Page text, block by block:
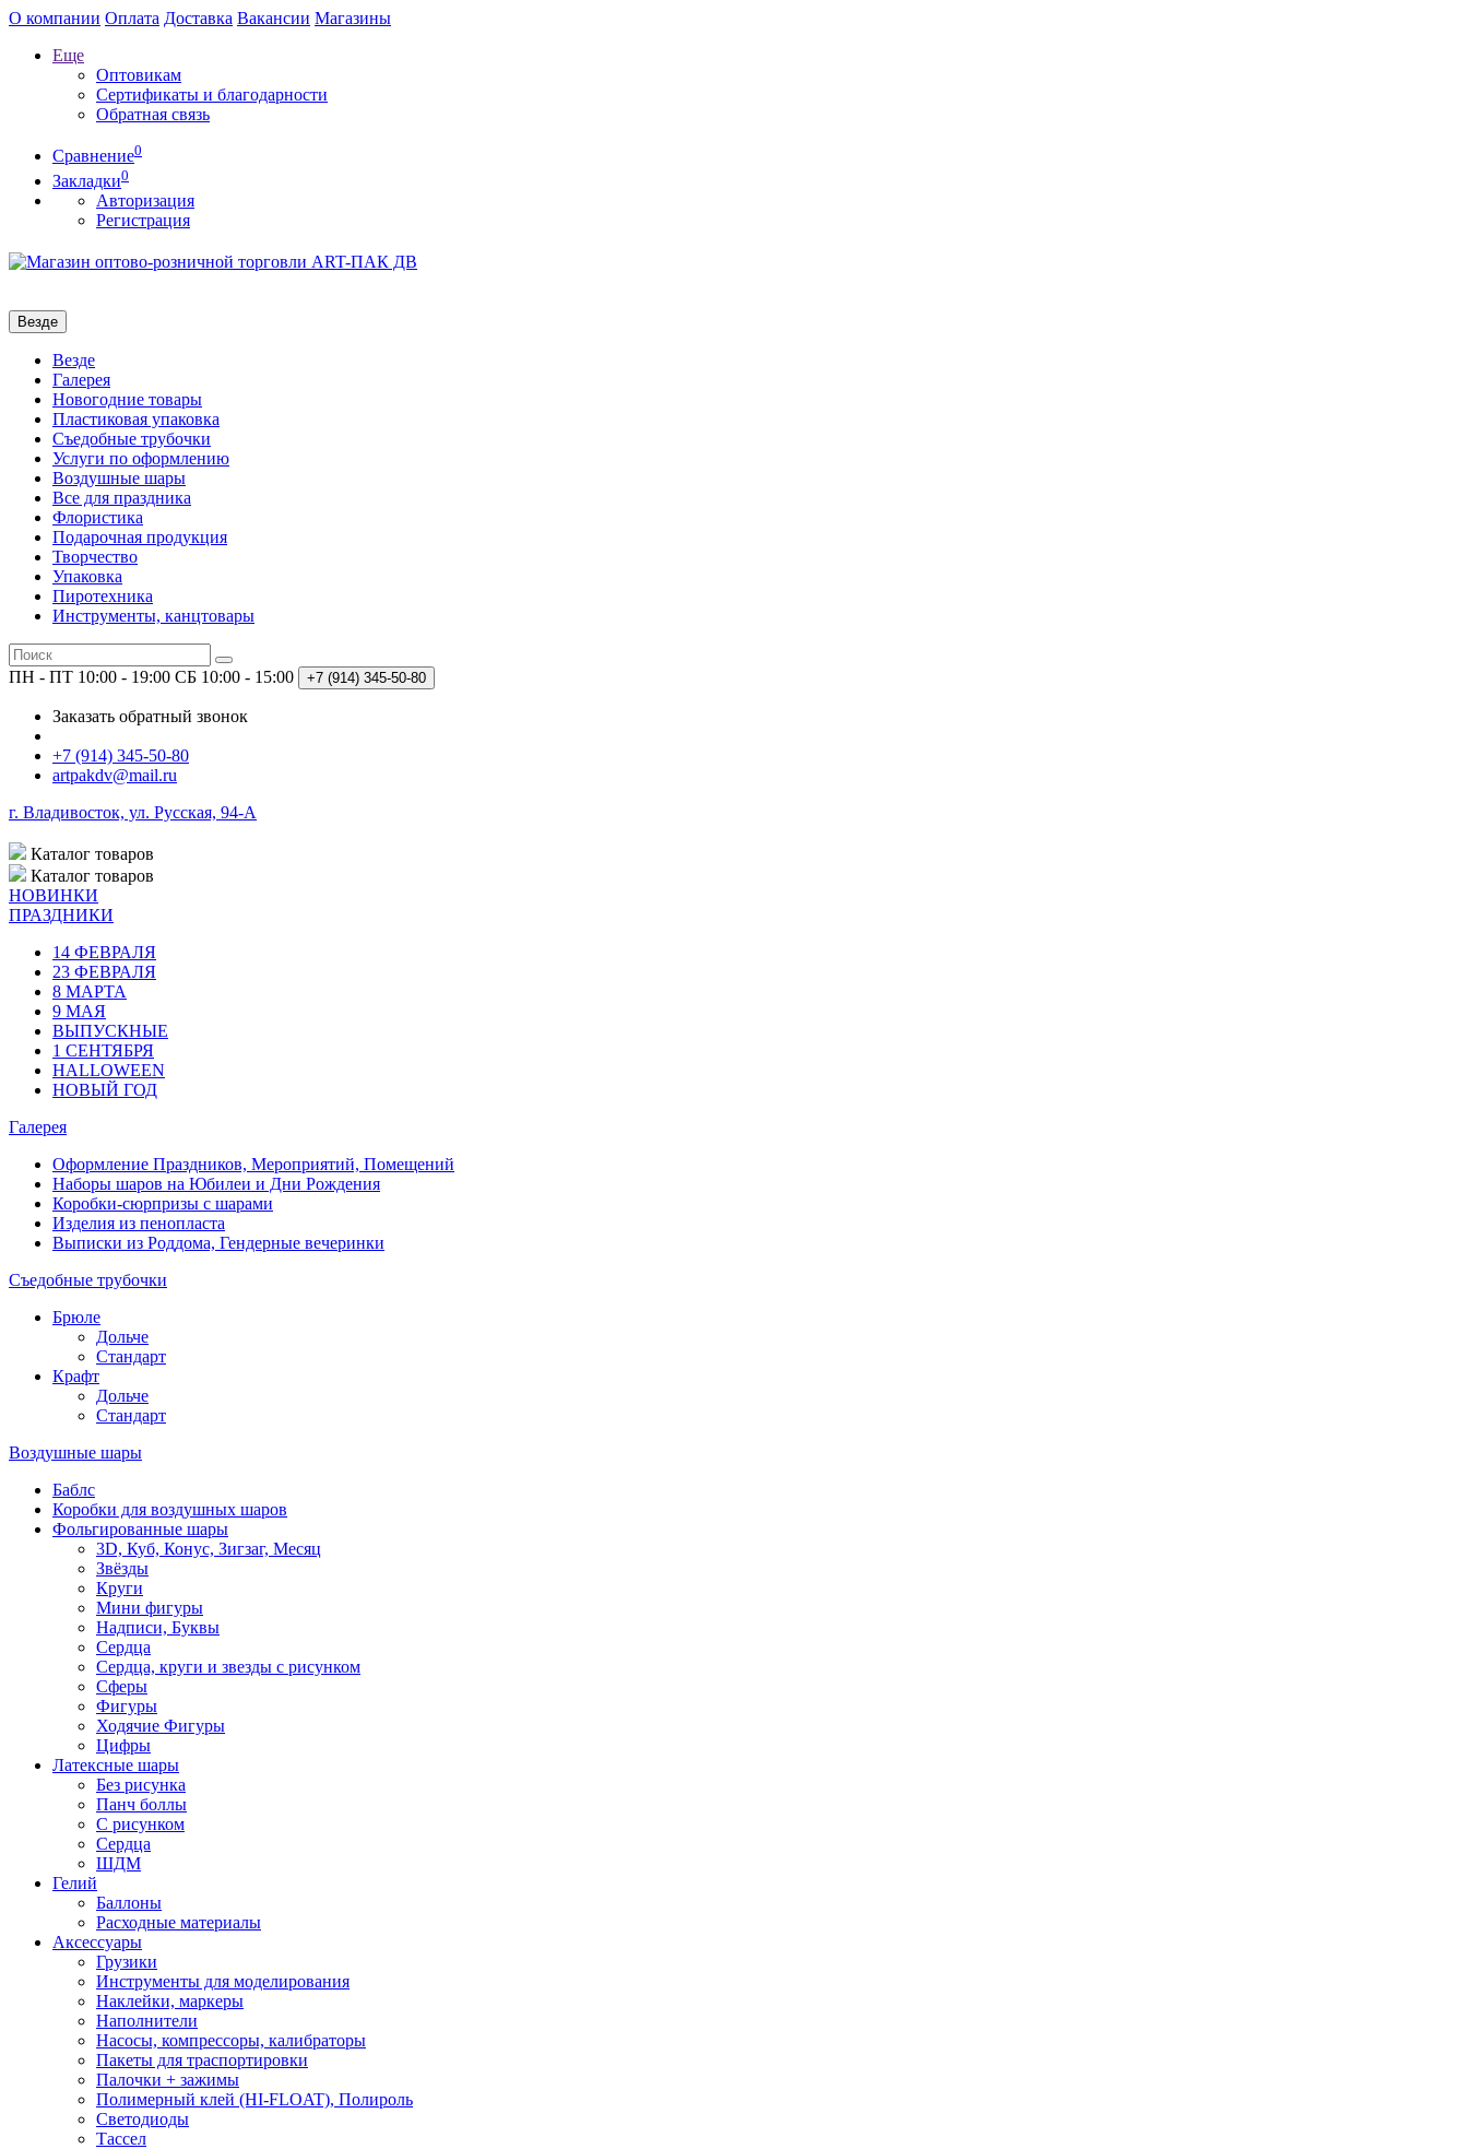
О компании Оплата Доставка Вакансии Магазины
Еще
Оптовикам
Сертификаты и благодарности
Обратная связь
Сравнение0
Закладки0
Авторизация
Регистрация
Везде
Везде
Галерея
Новогодние товары
Пластиковая упаковка
Съедобные трубочки
Услуги по оформлению
Воздушные шары
Все для праздника
Флористика
Подарочная продукция
Творчество
Упаковка
Пиротехника
Инструменты, канцтовары
ПН - ПТ 10:00 - 19:00 СБ 10:00 - 15:00 +7 (914) 345-50-80
Заказать обратный звонок
+7 (914) 345-50-80
artpakdv@mail.ru
г. Владивосток, ул. Русская, 94-А
Каталог товаров
Каталог товаров
НОВИНКИ
ПРАЗДНИКИ
14 ФЕВРАЛЯ
23 ФЕВРАЛЯ
8 МАРТА
9 МАЯ
ВЫПУСКНЫЕ
1 СЕНТЯБРЯ
HALLOWEEN
НОВЫЙ ГОД
Галерея
Оформление Праздников, Мероприятий, Помещений
Наборы шаров на Юбилеи и Дни Рождения
Коробки-сюрпризы с шарами
Изделия из пенопласта
Выписки из Роддома, Гендерные вечеринки
Съедобные трубочки
Брюле
Дольче
Стандарт
Крафт
Дольче
Стандарт
Воздушные шары
Баблс
Коробки для воздушных шаров
Фольгированные шары
3D, Куб, Конус, Зигзаг, Месяц
Звёзды
Круги
Мини фигуры
Надписи, Буквы
Сердца
Сердца, круги и звезды с рисунком
Сферы
Фигуры
Ходячие Фигуры
Цифры
Латексные шары
Без рисунка
Панч боллы
С рисунком
Сердца
ШДМ
Гелий
Баллоны
Расходные материалы
Аксессуары
Грузики
Инструменты для моделирования
Наклейки, маркеры
Наполнители
Насосы, компрессоры, калибраторы
Пакеты для траспортировки
Палочки + зажимы
Полимерный клей (HI-FLOAT), Полироль
Светодиоды
Тассел